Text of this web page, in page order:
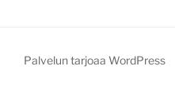
Palvelun tarjoaa WordPress